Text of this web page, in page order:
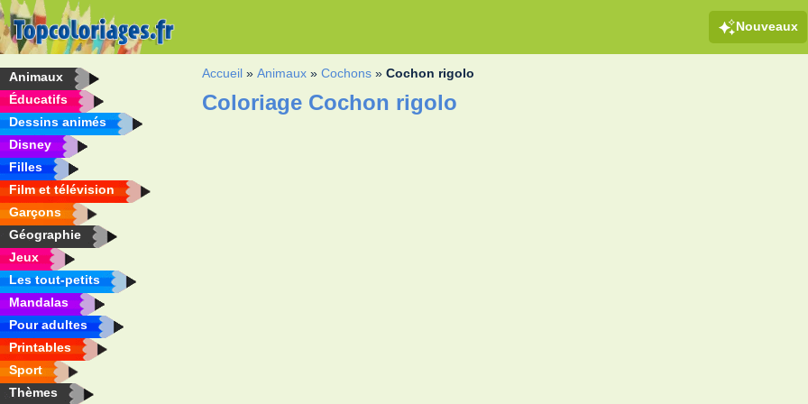
Nouveaux
Animaux
Éducatifs
Dessins animés
Disney
Filles
Film et télévision
Garçons
Géographie
Jeux
Les tout-petits
Mandalas
Pour adultes
Printables
Sport
Thèmes
Accueil »Animaux »Cochons »Cochon rigolo
Coloriage Cochon rigolo